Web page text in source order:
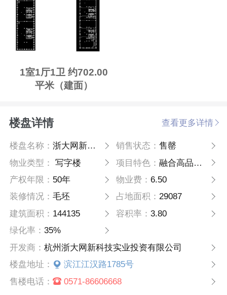
1室1厅1卫 约702.00
平米（建面）
楼盘详情 查看更多详情
楼盘名称：浙大网新双城国际 销售状态： 售罄
物业类型：
写字楼 项目特色： 融合高品质的生活享受与精致的艺术品位
产权年限： 50年 物业费： 6.50
装修情况：毛坯 占地面积： 29087
建筑面积： 144135 容积率： 3.80
绿化率：35%
开发商：杭州浙大网新科技实业投资有限公司
楼盘地址：
滨江江汉路1785号
售楼电话：
0571-86606668